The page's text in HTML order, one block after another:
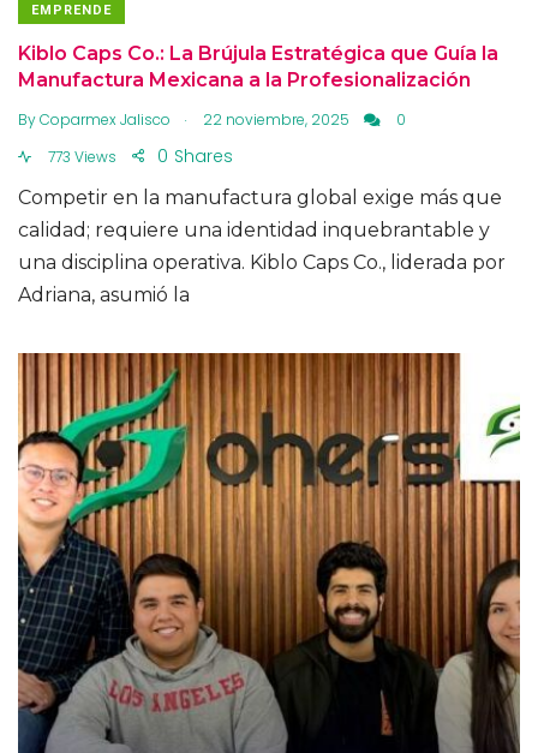
EMPRENDE
Kiblo Caps Co.: La Brújula Estratégica que Guía la
Manufactura Mexicana a la Profesionalización
ByCoparmex Jalisco . 22 noviembre, 2025
0
773 Views
Shares
0
Competir en la manufactura global exige más que
calidad; requiere una identidad inquebrantable y
una disciplina operativa. Kiblo Caps Co., liderada por
Adriana, asumió la